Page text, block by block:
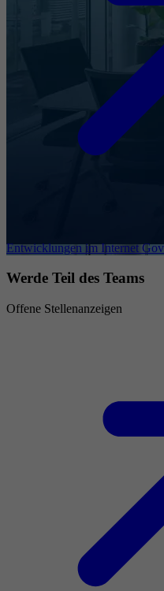
Entwicklungen im Internet
Werde Teil des Teams
Offene Stellenanzeigen